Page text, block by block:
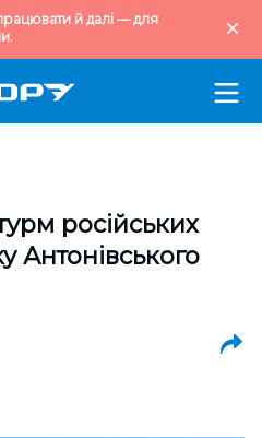
й далі — для
російських
Антонівського